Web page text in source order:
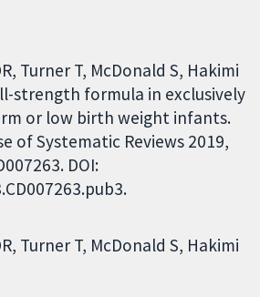
Turner T, McDonald S, Hakimi
strength formula in exclusively
or low birth weight infants.
of Systematic Reviews 2019,
DOI:
Turner T McDonald S Hakimi